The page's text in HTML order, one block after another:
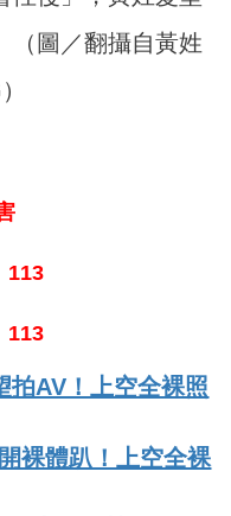
（圖／翻攝自黃姓
113
113
拍AV！上空全裸照
裸體趴！上空全裸